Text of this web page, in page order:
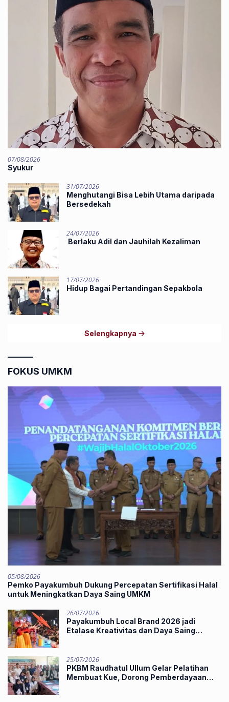
07/08/2026
Syukur
31/07/2026
Menghutangi Bisa Lebih Utama daripada
Bersedekah
24/07/2026
Berlaku Adil dan Jauhilah Kezaliman
17/07/2026
Hidup Bagai Pertandingan Sepakbola
Selengkapnya
FOKUS UMKM
05/08/2026
Pemko Payakumbuh Dukung Percepatan Sertifikasi Halal
untuk Meningkatkan Daya Saing UMKM
26/07/2026
Payakumbuh Local Brand 2026 jadi
Etalase Kreativitas dan Daya Saing
25/07/2026
PKBM Raudhatul Ullum Gelar Pelatihan
Membuat Kue, Dorong Pemberdayaan